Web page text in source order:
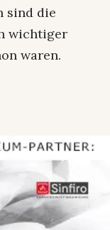
sind die
wichtiger
waren.